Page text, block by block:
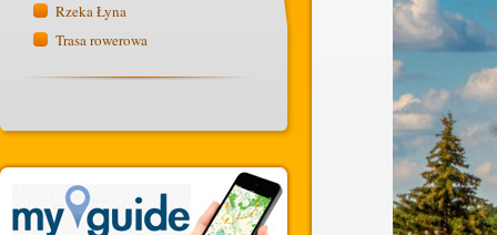
Rzeka Łyna
Trasa rowerowa